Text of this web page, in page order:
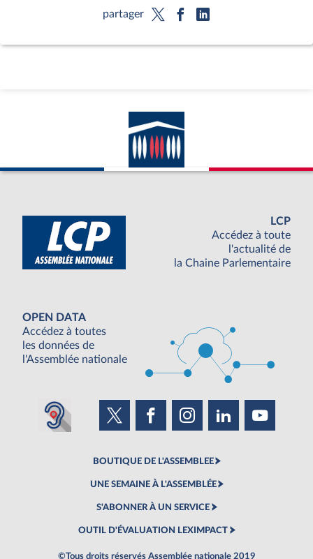
partager
LCP
Accédez à toute
l'actualité de
la Chaine Parlementaire
OPEN DATA
Accédez à toutes
les données de
l'Assemblée nationale
BOUTIQUE DE L'ASSEMBLEE
UNE SEMAINE À L'ASSEMBLÉE
S'ABONNER À UN SERVICE
OUTIL D'ÉVALUATION LEXIMPACT
©Tous droits réservés Assemblée nationale 2019